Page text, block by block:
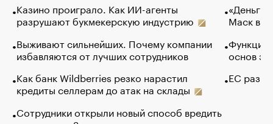
Казино проиграло. Как ИИ-агенты
разрушают букмекерскую индустрию
Выживают сильнейших. Почему компании
избавляются от лучших сотрудников
Как банк Wildberries резко нарастил
кредиты селлерам до атак на склады
Сотрудники открыли новый способ вредить
«Деньги
Маск в
Функции
основ
ЕС